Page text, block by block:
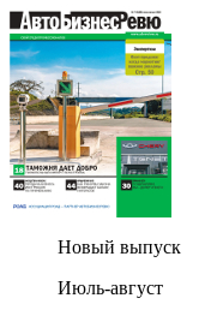
Новый выпуск
Июль-август